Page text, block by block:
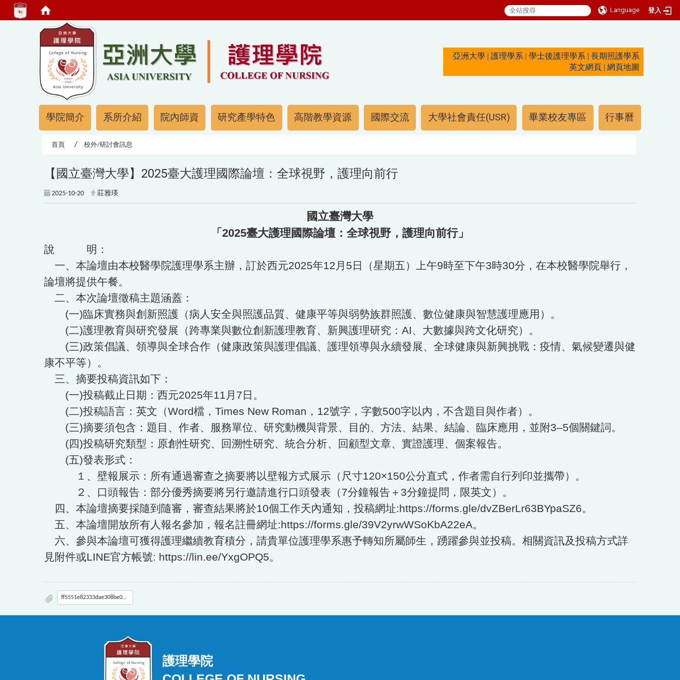
Language
登入
亞洲大學 | 護理學系 | 學士後護理學系 | 長期照護學系
英文網頁 | 網頁地圖
學院簡介 系所介紹 院內師資 研究產學特色 高階教學資源 國際交流 大學社會責任(USR) 畢業校友專區 行事曆
首頁 校外/研討會訊息
【國立臺灣大學】2025臺大護理國際論壇：全球視野，護理向前行
2025-10-20 莊雅瑛
國立臺灣大學
「2025臺大護理國際論壇：全球視野，護理向前行」
說 明：
一、本論壇由本校醫學院護理學系主辦，訂於西元2025年12月5日（星期五）上午9時至下午3時30分，在本校醫學院舉行，
論壇將提供午餐。
二、本次論壇徵稿主題涵蓋：
(一)臨床實務與創新照護（病人安全與照護品質、健康平等與弱勢族群照護、數位健康與智慧護理應用）。
(二)護理教育與研究發展（跨專業與數位創新護理教育、新興護理研究：AI、大數據與跨文化研究）。
(三)政策倡議、領導與全球合作（健康政策與護理倡議、護理領導與永續發展、全球健康與新興挑戰：疫情、氣候變遷與健
康不平等）。
三、摘要投稿資訊如下：
(一)投稿截止日期：西元2025年11月7日。
(二)投稿語言：英文（Word檔，Times New Roman，12號字，字數500字以內，不含題目與作者）。
(三)摘要須包含：題目、作者、服務單位、研究動機與背景、目的、方法、結果、結論、臨床應用，並附3–5個關鍵詞。
(四)投稿研究類型：原創性研究、回溯性研究、統合分析、回顧型文章、實證護理、個案報告。
(五)發表形式：
１、壁報展示：所有通過審查之摘要將以壁報方式展示（尺寸120×150公分直式，作者需自行列印並攜帶）。
２、口頭報告：部分優秀摘要將另行邀請進行口頭發表（7分鐘報告＋3分鐘提問，限英文）。
四、本論壇摘要採隨到隨審，審查結果將於10個工作天內通知，投稿網址:https://forms.gle/dvZBerLr63BYpaSZ6。
五、本論壇開放所有人報名參加，報名註冊網址:https://forms.gle/39V2yrwWSoKbA22eA。
六、參與本論壇可獲得護理繼續教育積分，請貴單位護理學系惠予轉知所屬師生，踴躍參與並投稿。相關資訊及投稿方式詳
見附件或LINE官方帳號: https://lin.ee/YxgOPQ5。
ff5551e82333dae308be05d8a5693665_1140100764-0-0.pdf
護理學院